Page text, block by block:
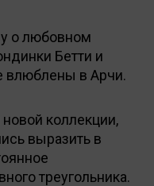
о любовном
Бетти и
влюблены в Арчи.
коллекции,
выразить в
треугольника.